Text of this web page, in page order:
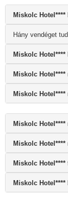
Miskolc Hotel****
Hány vendéget
Miskolc Hotel****
Miskolc Hotel****
Miskolc Hotel****
Miskolc Hotel****
Miskolc Hotel****
Miskolc Hotel****
Miskolc Hotel****